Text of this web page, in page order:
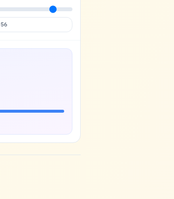
56